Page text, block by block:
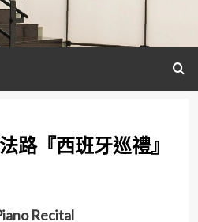
路『西班牙巡禮』
Recital